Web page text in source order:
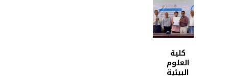
كلية
العلوم
البيئية